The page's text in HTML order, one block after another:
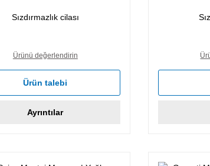
Sızdırmazlık cilası
Ürünü değerlendirin
Ürün talebi
Ayrıntılar